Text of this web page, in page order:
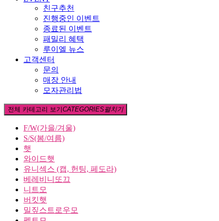
친구추천
진행중인 이벤트
종료된 이벤트
패밀리 혜택
루이엘 뉴스
고객센터
문의
매장 안내
모자관리법
전체 카테고리 보기CATEGORIES펼치기
F/W(가을/겨울)
S/S(봄/여름)
햇
와이드햇
유니섹스 (캡, 헌팅, 페도라)
베레비니또끄
니트모
버킷햇
밀짚스트로우모